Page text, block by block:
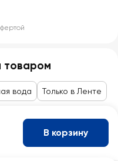
товаром
вода Только в Ленте
В корзину